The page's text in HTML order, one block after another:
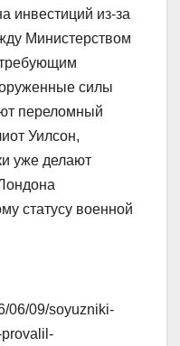
инвестиций из-за
Министерством
силы
переломный
Уилсон,
уже делают
статусу военной
06/09/soyuzniki-